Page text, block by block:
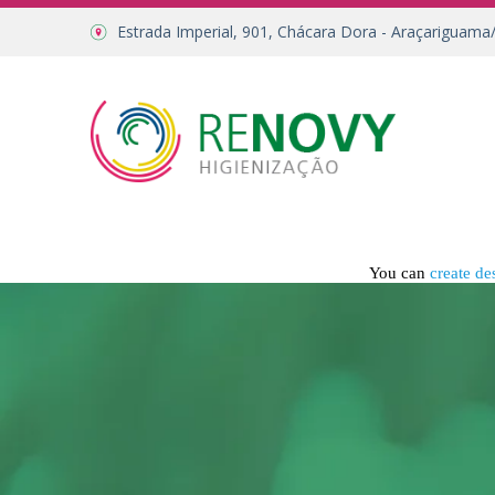
Estrada Imperial, 901, Chácara Dora -
You can create